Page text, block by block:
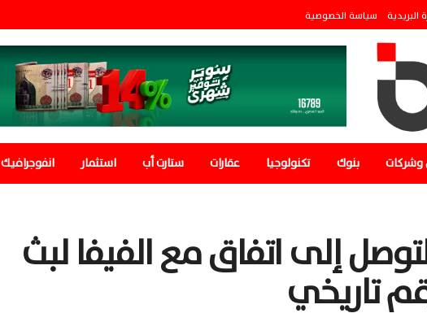
البريدية سياسة الخصوصية
بنوك تكنولوجيا عقارات ستارت أب استثمار انفوجرافيك
إلى اتفاق مع الفيفا لبث
تاريخي